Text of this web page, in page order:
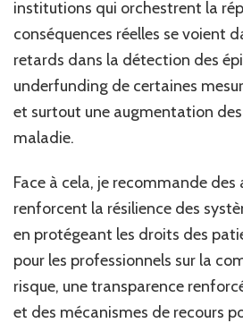
institutions qui orchestrent la
conséquences réelles se voient
retards dans la détection des
underfunding de certaines
et surtout une augmentation
maladie.
Face à cela, je recommande des
renforcent la résilience des
en protégeant les droits des
pour les professionnels sur la
risque, une transparence
et des mécanismes de recours